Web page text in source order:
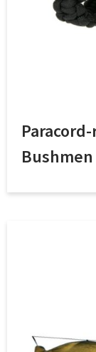
Bushmen